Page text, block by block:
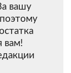
вашу
вам!